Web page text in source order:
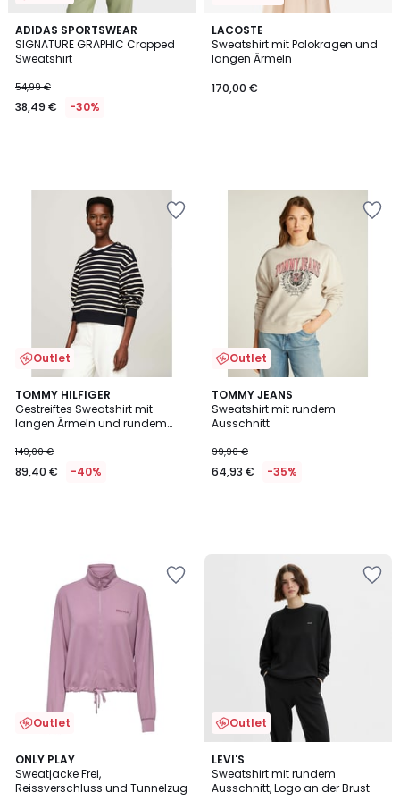
ADIDAS SPORTSWEAR
SIGNATURE GRAPHIC Cropped
Sweatshirt
54,99 €
38,49 € -30%
LACOSTE
Sweatshirt mit Polokragen und
langen Ärmeln
170,00 €
Outlet
TOMMY HILFIGER
Gestreiftes Sweatshirt mit
langen Ärmeln und rundem
149,00 €
89,40 € -40%
Outlet
TOMMY JEANS
Sweatshirt mit rundem
Ausschnitt
99,90 €
64,93 € -35%
Outlet
ONLY PLAY
Sweatjacke Frei,
Reissverschluss und Tunnelzug
4,3
/ 5
Outlet
LEVI'S
Sweatshirt mit rundem
Ausschnitt, Logo an der Brust
4,9
/ 5